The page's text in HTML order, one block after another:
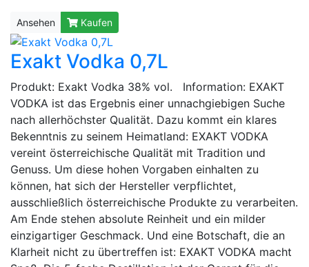
Ansehen Kaufen
Exakt Vodka 0,7L
Produkt: Exakt Vodka 38% vol. Information: EXAKT
VODKA ist das Ergebnis einer unnachgiebigen Suche
nach allerhöchster Qualität. Dazu kommt ein klares
Bekenntnis zu seinem Heimatland: EXAKT VODKA
vereint österreichische Qualität mit Tradition und
Genuss. Um diese hohen Vorgaben einhalten zu
können, hat sich der Hersteller verpflichtet,
ausschließlich österreichische Produkte zu verarbeiten.
Am Ende stehen absolute Reinheit und ein milder
einzigartiger Geschmack. Und eine Botschaft, die an
Klarheit nicht zu übertreffen ist: EXAKT VODKA macht